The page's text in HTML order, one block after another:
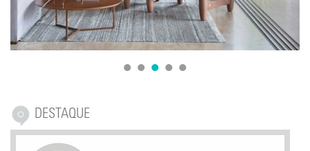
1 2 3 4 5
DESTAQUE